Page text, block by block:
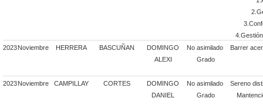
2023Noviembre HERRERA BASCUÑAN
DOMINGO
ALEXI
No asimilado
Grado
Barrer
2023Noviembre CAMPILLAY CORTES
DOMINGO
DANIEL
No asimilado
Grado
Sereno